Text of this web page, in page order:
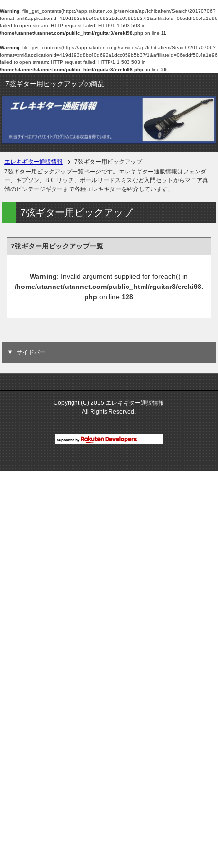
Warning: file_get_contents(https://app.rakuten.co.jp/services/api/IchibaItem/Search/20170706?
failed to open stream: HTTP request failed! HTTP/1.1 503 503 in
/home/utannet/utannet.com/public_html/rguitar3/ereki98.php on line 11
Warning: file_get_contents(https://app.rakuten.co.jp/services/api/IchibaItem/Search/20170706?
failed to open stream: HTTP request failed! HTTP/1.1 503 503 in
/home/utannet/utannet.com/public_html/rguitar3/ereki98.php on line 29
7弦ギター用ピックアップの商品
エレキギター通販情報
7弦ギター用ピックアップ
7弦ギター用ピックアップ一覧ページです。エレキギター通販情報はフェンダ
ー、ギブソン、B.C.リッチ、ポールリードスミスなど入門セットからマニア真
髄のビンテージギターまで各種エレキギターを紹介しています。
7弦ギター用ピックアップ
7弦ギター用ピックアップ一覧
Warning: Invalid argument supplied for foreach() in
/home/utannet/utannet.com/public_html/rguitar3/ereki98.
php on line 128
サイドバー
Copyright (C) 2015 エレキギター通販情報
All Rights Reserved.